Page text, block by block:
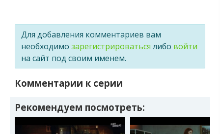
Для добавления комментариев вам
необходимо зарегистрироваться либо войти
на сайт под своим именем.
Комментарии к серии
Рекомендуем посмотреть: